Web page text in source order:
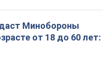
Минобороны
от 18 до 60 лет: